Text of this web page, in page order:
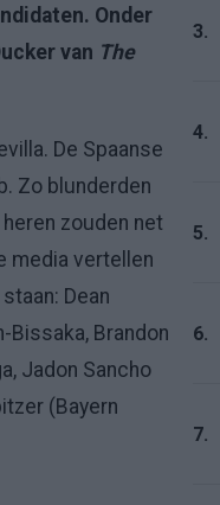
Onder
van The
De Spaanse
Zo blunderden
zouden net
media vertellen
Dean
Bissaka, Brandon
Jadon Sancho
(Bayern
3.
4.
5.
6.
7.